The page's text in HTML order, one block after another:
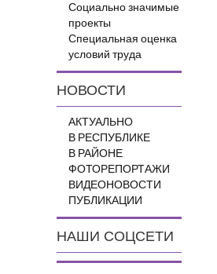
Социально значимые
проекты
Специальная оценка
условий труда
НОВОСТИ
АКТУАЛЬНО
В РЕСПУБЛИКЕ
В РАЙОНЕ
ФОТОРЕПОРТАЖИ
ВИДЕОНОВОСТИ
ПУБЛИКАЦИИ
НАШИ СОЦСЕТИ